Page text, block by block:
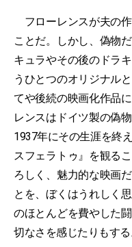
フローレンスが夫の
ことだ。しかし、偽物
キュラやその後のドラ
うひとつのオリジナル
てや後続の映画化作品
レンスはドイツ製の偽
1937年にその生涯を終
スフェラトゥ』を観る
ろしく、魅力的な映画
とを、ぼくはうれしく
のほとんどを費やした
切なさを感じたりもする